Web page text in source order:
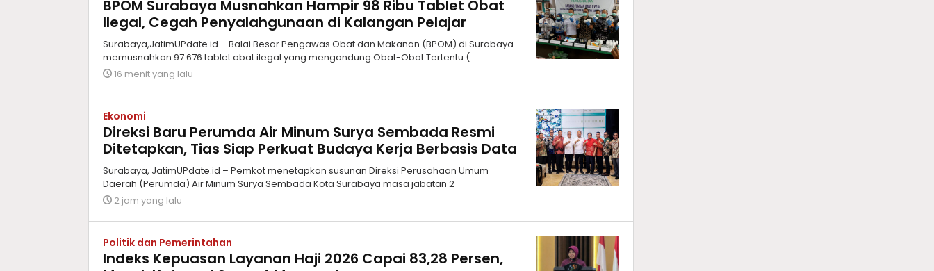
BPOM Surabaya Musnahkan Hampir 98 Ribu Tablet Obat
Ilegal, Cegah Penyalahgunaan di Kalangan Pelajar
Surabaya,JatimUPdate.id – Balai Besar Pengawas Obat dan Makanan (BPOM) di Surabaya
memusnahkan 97.676 tablet obat ilegal yang mengandung Obat-Obat Tertentu (
16 menit yang lalu
Ekonomi
Direksi Baru Perumda Air Minum Surya Sembada Resmi
Ditetapkan, Tias Siap Perkuat Budaya Kerja Berbasis Data
Surabaya, JatimUPdate.id – Pemkot menetapkan susunan Direksi Perusahaan Umum
Daerah (Perumda) Air Minum Surya Sembada Kota Surabaya masa jabatan 2
2 jam yang lalu
Politik dan Pemerintahan
Indeks Kepuasan Layanan Haji 2026 Capai 83,28 Persen,